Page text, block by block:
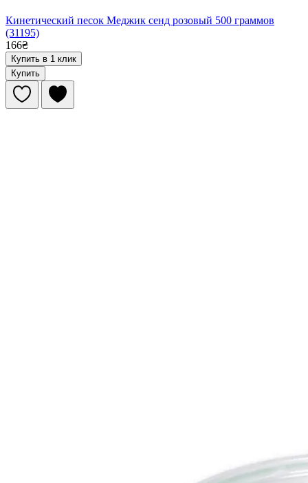
Кинетический песок Меджик сенд розовый 500 граммов
(31195)
166₴
Купить в 1 клик
Купить